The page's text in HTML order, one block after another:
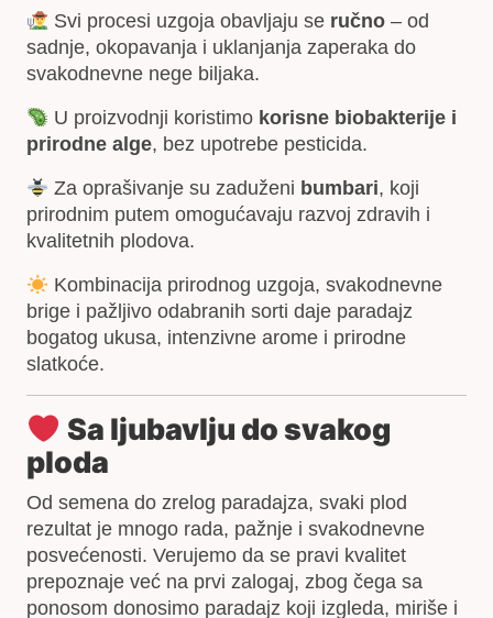
Svi procesi uzgoja obavljaju se ručno – od
sadnje, okopavanja i uklanjanja zaperaka do
svakodnevne nege biljaka.
U proizvodnji koristimo korisne biobakterije i
prirodne alge, bez upotrebe pesticida.
Za oprašivanje su zaduženi bumbari, koji
prirodnim putem omogućavaju razvoj zdravih i
kvalitetnih plodova.
Kombinacija prirodnog uzgoja, svakodnevne
brige i pažljivo odabranih sorti daje paradajz
bogatog ukusa, intenzivne arome i prirodne
slatkoće.
Sa ljubavlju do svakog
ploda
Od semena do zrelog paradajza, svaki plod
rezultat je mnogo rada, pažnje i svakodnevne
posvećenosti. Verujemo da se pravi kvalitet
prepoznaje već na prvi zalogaj, zbog čega sa
ponosom donosimo paradajz koji izgleda, miriše i